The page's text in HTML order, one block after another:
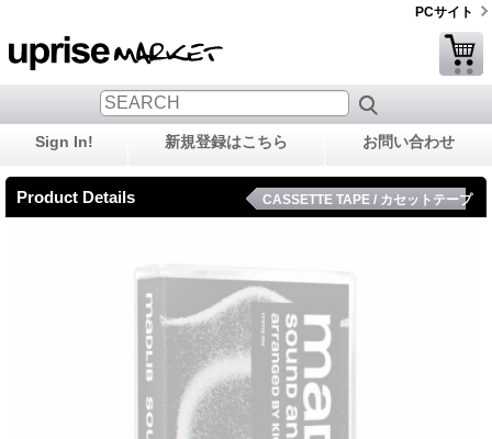
PCサイト
Sign In! 新規登録はこちら お問い合わせ
Product Details CASSETTE TAPE / カセットテープ